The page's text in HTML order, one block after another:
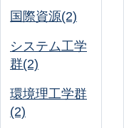
国際資源(2)
システム工学
群(2)
環境理工学群
(2)